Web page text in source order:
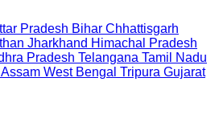
Pradesh Bihar Chhattisgarh
Jharkhand Himachal Pradesh
Pradesh Telangana Tamil Nadu
Assam West Bengal Tripura Gujarat